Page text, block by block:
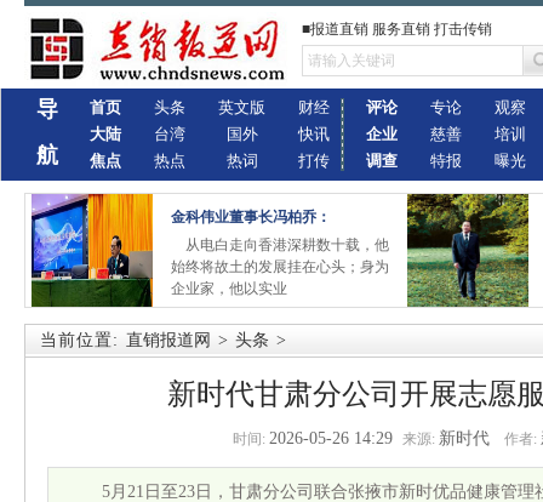
■报道直销 服务直销 打击传销
导
航
首页
大陆
焦点
头条
台湾
热点
英文版
国外
热词
财经
快讯
打传
评论
企业
调查
专论
慈善
特报
观察
培训
曝光
金科伟业董事长冯柏乔：
从电白走向香港深耕数十载，他
始终将故土的发展挂在心头；身为
企业家，他以实业
当前位置: 直销报道网 > 头条 >
新时代甘肃分公司开展志愿
时间: 2026-05-26 14:29 来源: 新时代 作者:
5月21日至23日，甘肃分公司联合张掖市新时优品健康管